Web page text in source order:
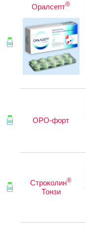
Оралсепт®
ОРО-форт
Строколин®
Тонзи